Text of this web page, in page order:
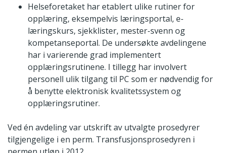
Helseforetaket har etablert ulike rutiner for
opplæring, eksempelvis læringsportal, e-
læringskurs, sjekklister, mester-svenn og
kompetanseportal. De undersøkte avdelingene
har i varierende grad implementert
opplæringsrutinene. I tillegg har involvert
personell ulik tilgang til PC som er nødvendig for
å benytte elektronisk kvalitetssystem og
opplæringsrutiner.
Ved én avdeling var utskrift av utvalgte prosedyrer
tilgjengelige i en perm. Transfusjonsprosedyren i